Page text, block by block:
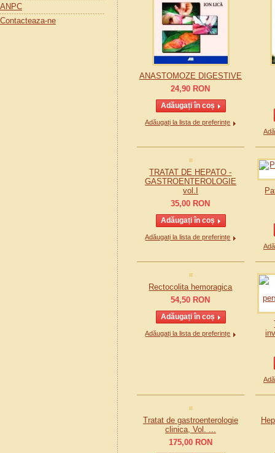
ANASTOMOZE DIGESTIVE
24,90 RON
Adăugați la lista de preferințe
TRATAT DE HEPATO -
GASTROENTEROLOGIE
vol.I
35,00 RON
Adăugați la lista de preferințe
Rectocolita hemoragica
54,50 RON
Adăugați la lista de preferințe
Tratat de gastroenterologie
clinica, Vol. ...
175,00 RON
ANPC
Contacteaza-ne